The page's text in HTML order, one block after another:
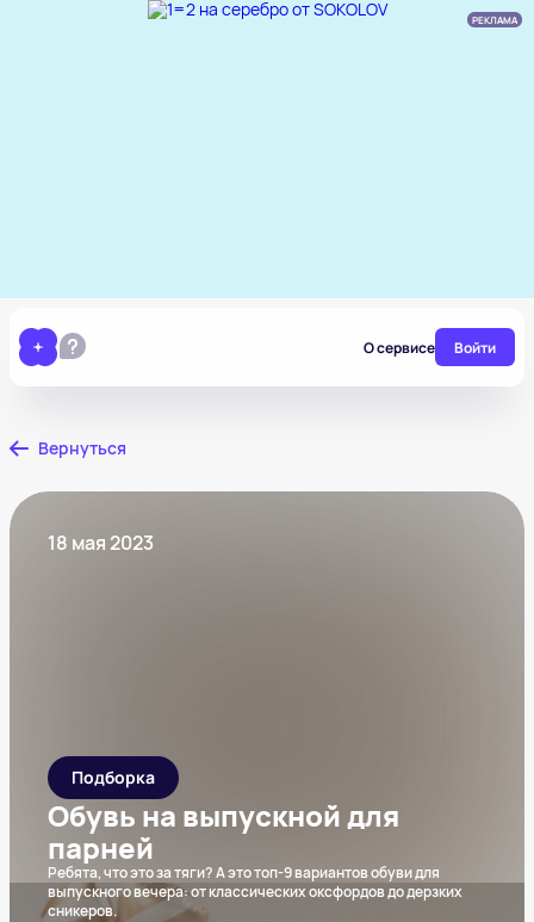
РЕКЛАМА
О сервисе Войти
Вернуться
18 мая 2023
Подборка
Обувь на выпускной для
парней
Ребята, что это за тяги? А это топ-9 вариантов обуви для
выпускного вечера: от классических оксфордов до дерзких
сникеров.